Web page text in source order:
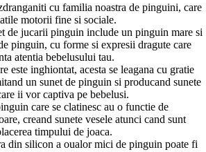
cu familia noastra de pinguini, care
motorii fine si sociale.
de jucarii pinguin include un pinguin mare si
pinguin, cu forme si expresii dragute care
atentia bebelusului tau.
este inghiontat, acesta se leagana cu gratie
un sunet de pinguin si producand sunete
ii vor captiva pe bebelusi.
care se clatinesc au o functie de
creand sunete vesele atunci cand sunt
timpului de joaca.
din silicon a oualor mici de pinguin poate fi